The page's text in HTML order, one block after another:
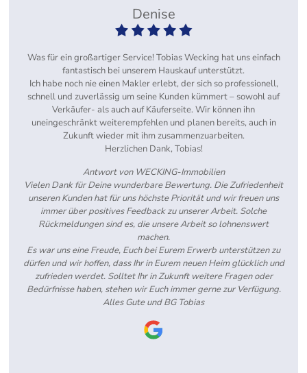
Denise
Was für ein großartiger Service! Tobias Wecking hat uns einfach
fantastisch bei unserem Hauskauf unterstützt.
Ich habe noch nie einen Makler erlebt, der sich so professionell,
schnell und zuverlässig um seine Kunden kümmert – sowohl auf
Verkäufer- als auch auf Käuferseite. Wir können ihn
uneingeschränkt weiterempfehlen und planen bereits, auch in
Zukunft wieder mit ihm zusammenzuarbeiten.
Herzlichen Dank, Tobias!
Antwort von WECKING-Immobilien
Vielen Dank für Deine wunderbare Bewertung. Die Zufriedenheit
unseren Kunden hat für uns höchste Priorität und wir freuen uns
immer über positives Feedback zu unserer Arbeit. Solche
Rückmeldungen sind es, die unsere Arbeit so lohnenswert
machen.
Es war uns eine Freude, Euch bei Eurem Erwerb unterstützen zu
dürfen und wir hoffen, dass Ihr in Eurem neuen Heim glücklich und
zufrieden werdet. Solltet Ihr in Zukunft weitere Fragen oder
Bedürfnisse haben, stehen wir Euch immer gerne zur Verfügung.
Alles Gute und BG Tobias